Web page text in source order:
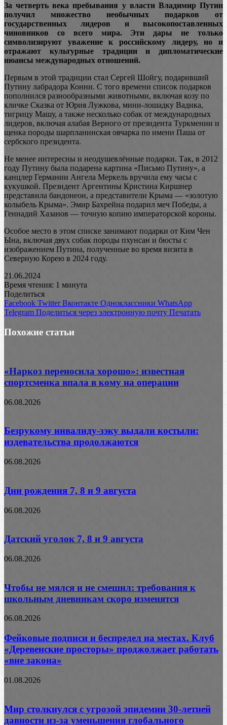
За четверть века пребывания у власти Владимир Путин
получил множество необычных подарков от
государственных лидеров и высокопоставленных
чиновников со всего мира. Эти дары не только
символизируют уважение к российскому лидеру, но и
отражают культурные традиции и дипломатические
нюансы международных отношений.
Первым в этой традиции стал Сергей Шойгу, подаривший
Путину лабрадора Конни. С того времени список подарков
пополнился разнообразными животными, включая козу по
кличке Сказка от Юрия Лужкова, мини-лошадку Вадика,
тигрицу Машу, а также несколько собак от международных
лидеров, включая алабая Верного от президента Туркмении и
щенка породы шарпланинская овчарка по имени Паша от
сербского президента.
Не менее интересны и неодушевлённые подарки. Так, в 2012
году Путину была подарена картина «Письмо Путину», а
канцлер Германии Ангела Меркель вручила ему часы с
кукушкой. Президент Аргентины Кристина Киршнер
представила бандонеон, а представители Крыма — «золотую
колыбель Крыма». Эмир Бахрейна подарил меч Победы, а
Геннадий Хазанов — точную копию императорской короны.
Особое место в этом списке занимают подарки от Ким Чен
Ына, включая двух собак породы пхунсан и бюсты с
изображением Путина, полученные во время визита в
Северную Корею в 2024 году.
21.06.2024
Время чтения: 1 минута
Поделиться
Facebook Twitter Вконтакте Одноклассники WhatsApp
Telegram Поделиться через электронную почту Печатать
Похожие статьи
«Наркоз переносила хорошо»: известная
спортсменка впала в кому на операции
06.08.2026
Безрукому инвалиду-зэку выдали костыли:
издевательства продолжаются
06.08.2026
Дни рождения 7, 8 и 9 августа
06.08.2026
Датский уголок 7, 8 и 9 августа
06.08.2026
Чтобы не мялся и не смешил: требования к
школьным дневникам скоро изменятся
06.08.2026
Фейковые подписи и беспредел на местах. Клуб
«Деревенские просторы» проджолжает работать
«вне закона»
01.08.2026
Мир столкнулся с угрозой эпидемии 30-летней
давности из-за уменьшения глобального